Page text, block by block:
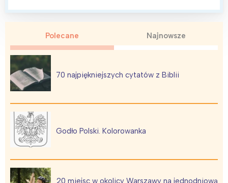
Polecane Najnowsze
70 najpiękniejszych cytatów z Biblii
Godło Polski. Kolorowanka
Wrocław
Wszystkie
Wybieram